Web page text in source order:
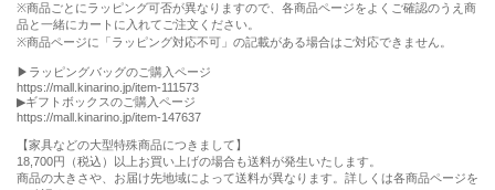
※商品ごとにラッピング可否が異なりますので、各商品ページをよくご確認のうえ商
品と一緒にカートに入れてご注文ください。
※商品ページに「ラッピング対応不可」の記載がある場合はご対応できません。
▶︎ラッピングバッグのご購入ページ
https://mall.kinarino.jp/item-111573
▶︎ギフトボックスのご購入ページ
https://mall.kinarino.jp/item-147637
【家具などの⼤型特殊商品につきまして】
18,700円（税込）以上お買い上げの場合も送料が発⽣いたします。
商品の⼤きさや、お届け先地域によって送料が異なります。詳しくは各商品ページを